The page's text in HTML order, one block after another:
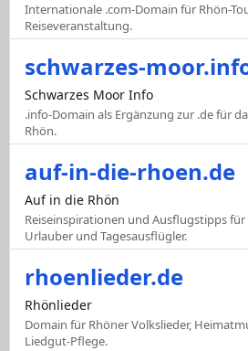
Internationale .com-Domain für Rhön-
Reiseveranstaltung.
schwarzes-
Schwarzes Moor Info
.info-Domain als Ergänzung zur .de für
Rhön.
auf-in-die-rhoen.de
Auf in die Rhön
Reiseinspirationen und Ausflugstipps
Urlauber und Tagesausflügler.
rhoenlieder.de
Rhönlieder
Domain für Rhöner Volkslieder,
Liedgut-Pflege.